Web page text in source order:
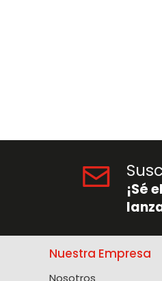
¡Sé
Nuestra Empresa
Nosotros